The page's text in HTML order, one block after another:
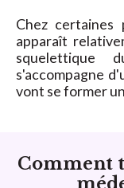
Chez certaines
apparaît
squelettique
s'accompagne
vont se former
Comment